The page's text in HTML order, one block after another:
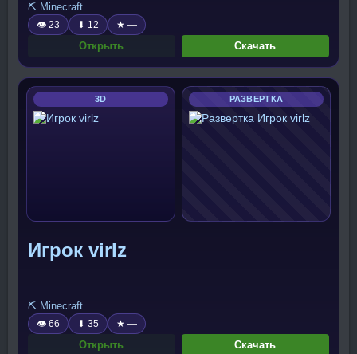
⛏️ Minecraft
👁 23 ⬇ 12 ★ —
Открыть Скачать
3D РАЗВЕРТКА
Игрок virlz
⛏️ Minecraft
👁 66 ⬇ 35 ★ —
Открыть Скачать